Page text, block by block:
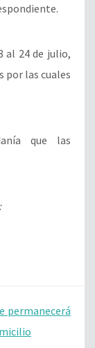
al 24 de julio,
por las cuales
que las
permanecerá